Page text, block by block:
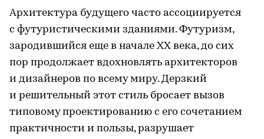
Архитектура будущего часто ассоциируется
с футуристическими зданиями. Футуризм,
зародившийся еще в начале XX века, до сих
пор продолжает вдохновлять архитекторов
и дизайнеров по всему миру. Дерзкий
и решительный этот стиль бросает вызов
типовому проектированию с его сочетанием
практичности и пользы, разрушает